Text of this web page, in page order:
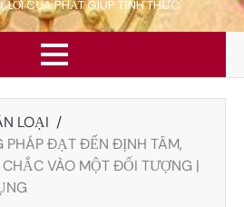
LỜI CỦA PHẬT GÍÚP TỈNH THỨC
LOẠI
PHÁP ĐẠT ĐẾN ĐỊNH TÂM,
VÀO MỘT ĐỐI TƯỢNG |